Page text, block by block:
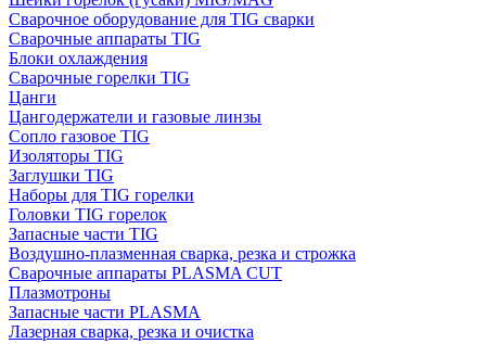
Сварочное оборудование для TIG сварки
Сварочные аппараты TIG
Блоки охлаждения
Сварочные горелки TIG
Цанги
Цангодержатели и газовые линзы
Сопло газовое TIG
Изоляторы TIG
Заглушки TIG
Наборы для TIG горелки
Головки TIG горелок
Запасные части TIG
Воздушно-плазменная сварка, резка и строжка
Сварочные аппараты PLASMA CUT
Плазмотроны
Запасные части PLASMA
Лазерная сварка, резка и очистка